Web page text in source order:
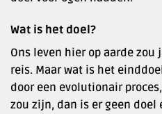
Wat is het doel?
Ons leven hier op aarde
reis. Maar wat is het
door een evolutionair
zou zijn, dan is er geen doel